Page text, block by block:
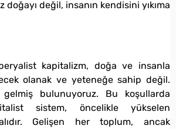
doğayı değil, insanın kendisini yıkıma
kapitalizm, doğa ve insanla
olanak ve yeteneğe sahip değil.
bulunuyoruz. Bu koşullarda
sistem, öncelikle yükselen
Gelişen her toplum, ancak